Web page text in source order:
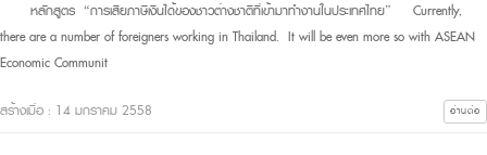
หลักสูตร “การเสียภาษีเงินได้ของชาวต่างชาติที่เข้ามาทำงานในประเทศไทย” Currently,
there are a number of foreigners working in Thailand. It will be even more so with ASEAN
Economic Communit
สร้างเมื่อ : 14 มกราคม 2558 อ่านต่อ